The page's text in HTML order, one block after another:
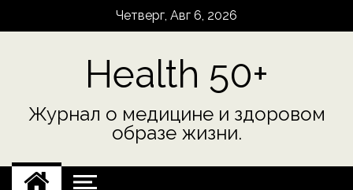
Четверг, Авг 6, 2026
Health 50+
Журнал о медицине и здоровом
образе жизни.